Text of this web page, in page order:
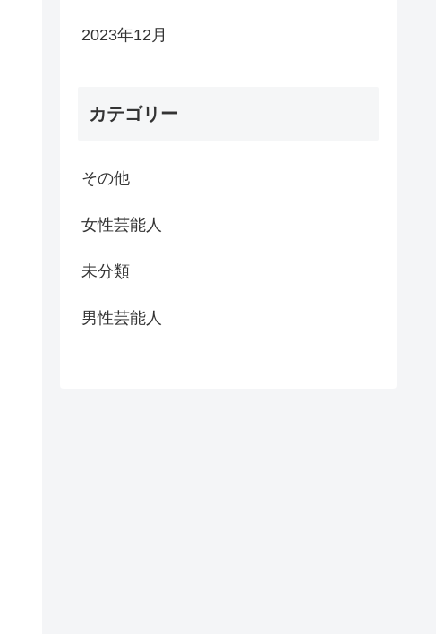
2023年12月
カテゴリー
その他
女性芸能人
未分類
男性芸能人